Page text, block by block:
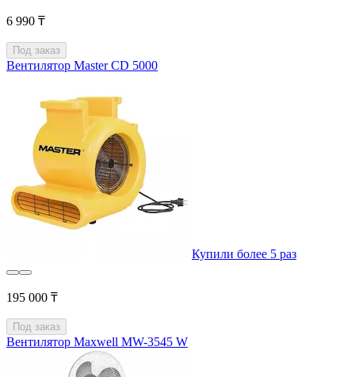
6 990 ₸
Под заказ
Вентилятор Master CD 5000
Купили более 5 раз
195 000 ₸
Под заказ
Вентилятор Maxwell MW-3545 W